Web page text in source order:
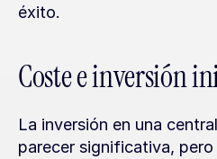
éxito.
Coste e inversión
La inversión en una
parecer significativa,